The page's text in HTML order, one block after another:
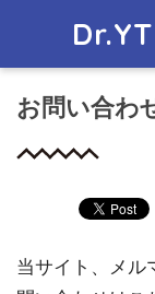
お問い合わ
当サイト、メル